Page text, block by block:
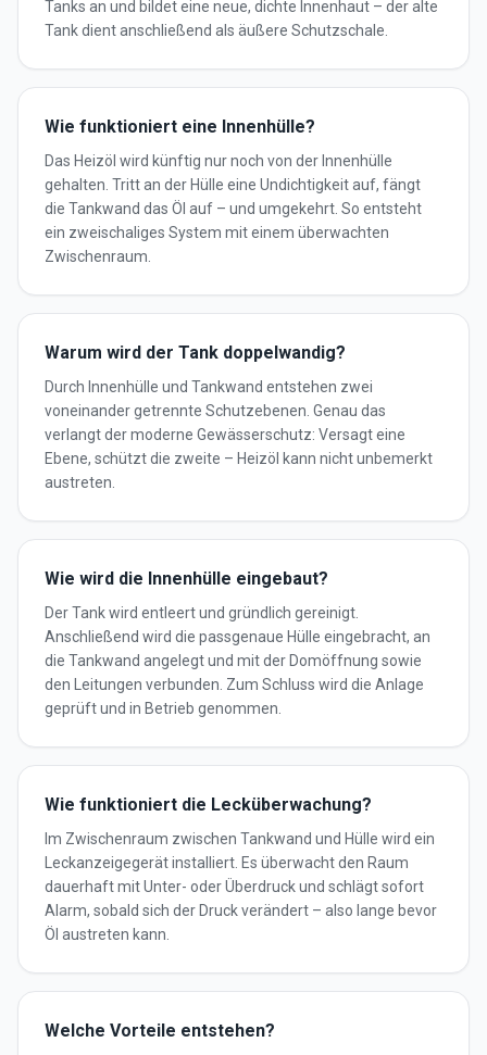
Tanks an und bildet eine neue, dichte Innenhaut – der alte
Tank dient anschließend als äußere Schutzschale.
Wie funktioniert eine Innenhülle?
Das Heizöl wird künftig nur noch von der Innenhülle
gehalten. Tritt an der Hülle eine Undichtigkeit auf, fängt
die Tankwand das Öl auf – und umgekehrt. So entsteht
ein zweischaliges System mit einem überwachten
Zwischenraum.
Warum wird der Tank doppelwandig?
Durch Innenhülle und Tankwand entstehen zwei
voneinander getrennte Schutzebenen. Genau das
verlangt der moderne Gewässerschutz: Versagt eine
Ebene, schützt die zweite – Heizöl kann nicht unbemerkt
austreten.
Wie wird die Innenhülle eingebaut?
Der Tank wird entleert und gründlich gereinigt.
Anschließend wird die passgenaue Hülle eingebracht, an
die Tankwand angelegt und mit der Domöffnung sowie
den Leitungen verbunden. Zum Schluss wird die Anlage
geprüft und in Betrieb genommen.
Wie funktioniert die Lecküberwachung?
Im Zwischenraum zwischen Tankwand und Hülle wird ein
Leckanzeigegerät installiert. Es überwacht den Raum
dauerhaft mit Unter- oder Überdruck und schlägt sofort
Alarm, sobald sich der Druck verändert – also lange bevor
Öl austreten kann.
Welche Vorteile entstehen?